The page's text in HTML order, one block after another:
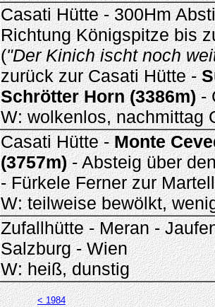
Casati Hütte - 300Hm
Richtung Königspitze bis
("Der Kinich ischt noch
zurück zur Casati Hütte -
Schrötter Horn (3386m)-
W: wolkenlos, nachmittag
Casati Hütte -Monte
(3757m)- Absteig über
- Fürkele Ferner zur
W: teilweise bewölkt,
Zufallhütte - Meran -
Salzburg - Wien
W: heiß, dunstig
< 1984